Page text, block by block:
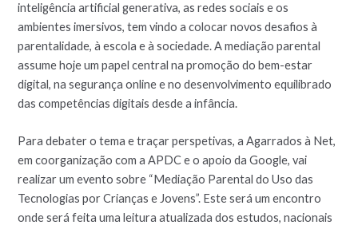
inteligência artificial generativa, as redes sociais e os
ambientes imersivos, tem vindo a colocar novos desafios à
parentalidade, à escola e à sociedade. A mediação parental
assume hoje um papel central na promoção do bem-estar
digital, na segurança online e no desenvolvimento equilibrado
das competências digitais desde a infância.
Para debater o tema e traçar perspetivas, a Agarrados à Net,
em coorganização com a APDC e o apoio da Google, vai
realizar um evento sobre “Mediação Parental do Uso das
Tecnologias por Crianças e Jovens”. Este será um encontro
onde será feita uma leitura atualizada dos estudos, nacionais